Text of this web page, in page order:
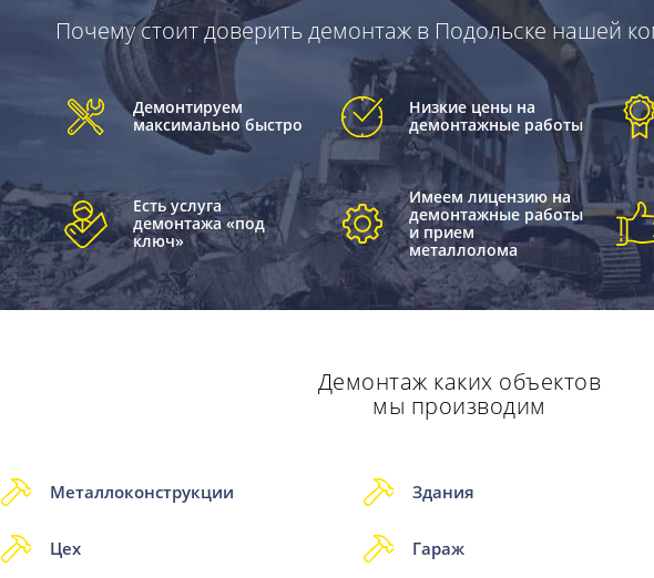
Почему стоит доверить демонтаж в Подольске нашей
Демонтируем
максимально быстро
Низкие цены на
демонтажные работы
Есть услуга
демонтажа «под
ключ»
Имеем лицензию на
демонтажные работы
и прием
металлолома
Демонтаж каких объектов
мы производим
Металлоконструкции
Цех
Здания
Гараж